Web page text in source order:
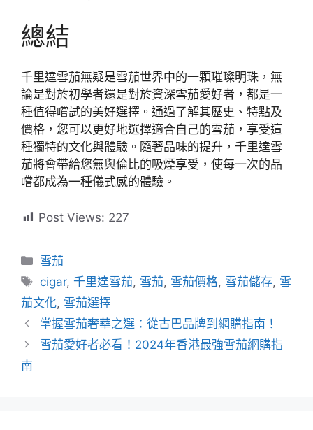
總結
千里達雪茄無疑是雪茄世界中的一顆璀璨明珠，無
論是對於初學者還是對於資深雪茄愛好者，都是一
種值得嚐試的美好選擇。通過了解其歷史、特點及
價格，您可以更好地選擇適合自己的雪茄，享受這
種獨特的文化與體驗。隨著品味的提升，千里達雪
茄將會帶給您無與倫比的吸煙享受，使每一次的品
嚐都成為一種儀式感的體驗。
Post Views: 227
分
類
雪茄
標
籤
cigar,千里達雪茄, 雪茄, 雪茄價格, 雪茄儲存, 雪
茄文化, 雪茄選擇
掌握雪茄奢華之選：從古巴品牌到網購指南！
雪茄愛好者必看！2024年香港最強雪茄網購指
南